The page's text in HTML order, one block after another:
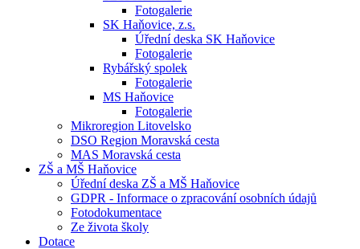
Fotogalerie
SK Haňovice, z.s.
Úřední deska SK Haňovice
Fotogalerie
Rybářský spolek
Fotogalerie
MS Haňovice
Fotogalerie
Mikroregion Litovelsko
DSO Region Moravská cesta
MAS Moravská cesta
ZŠ a MŠ Haňovice
Úřední deska ZŠ a MŠ Haňovice
GDPR - Informace o zpracování osobních údajů
Fotodokumentace
Ze života školy
Dotace